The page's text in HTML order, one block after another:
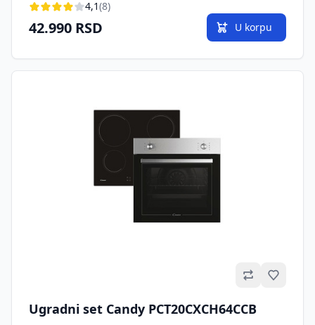
4,1(8)
42.990 RSD U korpu
Ugradni set Candy PCT20CXCH64CCB